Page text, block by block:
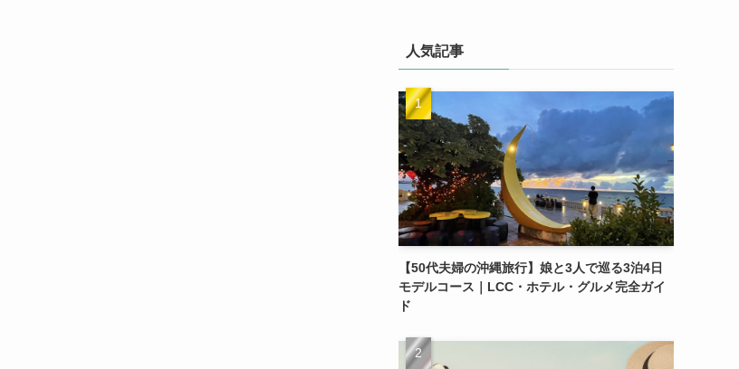
人気記事
【50代夫婦の沖縄旅行】娘と3人で巡る3泊4日
モデルコース｜LCC・ホテル・グルメ完全ガイ
ド